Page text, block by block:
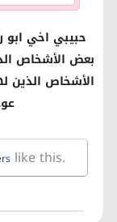
حبيبي اخي ابو
بعض الأشخاص
الأشخاص الذين
like this.